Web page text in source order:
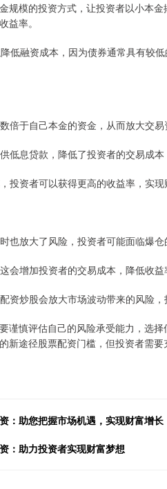
规模的投资方式，让投资者以小本
益率。
低融资成本，因为债券通常具有较
倍于自己本金的资金，从而放大交易
低息贷款，降低了投资者的交易成本
投资者可以获得更高的收益率，实现
也放大了风险，投资者可能面临爆仓
会增加投资者的交易成本，降低收益
资炒股会放大市场波动带来的风险，
谨慎评估自己的风险承受能力，选
新途径股票配资门槛，但投资者需要
：助您把握市场机遇，实现财富增长
：助力投资者实现财富梦想